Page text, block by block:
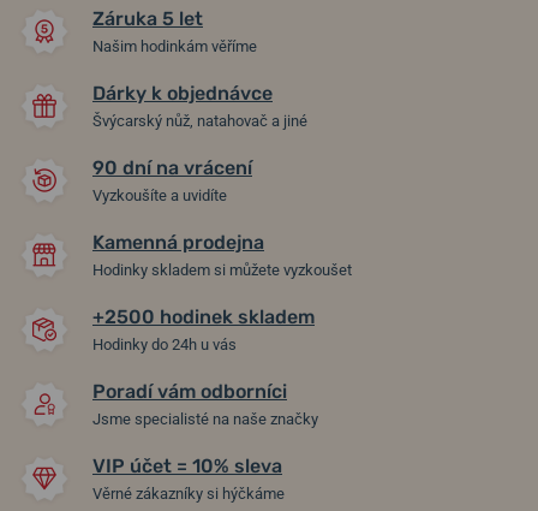
Záruka 5 let
Našim hodinkám věříme
Dárky k objednávce
Švýcarský nůž, natahovač a jiné
90 dní na vrácení
Vyzkoušíte a uvidíte
Kamenná prodejna
Hodinky skladem si můžete vyzkoušet
+2500 hodinek skladem
Hodinky do 24h u vás
Poradí vám odborníci
Jsme specialisté na naše značky
VIP účet = 10% sleva
Věrné zákazníky si hýčkáme